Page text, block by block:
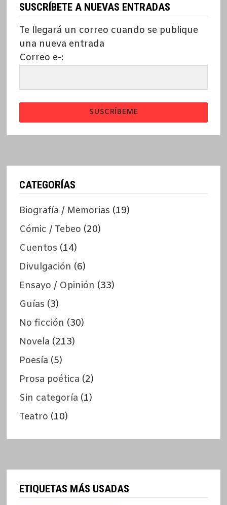
SUSCRÍBETE A NUEVAS ENTRADAS
Te llegará un correo cuando se publique
una nueva entrada
Correo e-:
SUSCRÍBEME
CATEGORÍAS
Biografía / Memorias (19)
Cómic / Tebeo (20)
Cuentos (14)
Divulgación (6)
Ensayo / Opinión (33)
Guías (3)
No ficción (30)
Novela (213)
Poesía (5)
Prosa poética (2)
Sin categoría (1)
Teatro (10)
ETIQUETAS MÁS USADAS